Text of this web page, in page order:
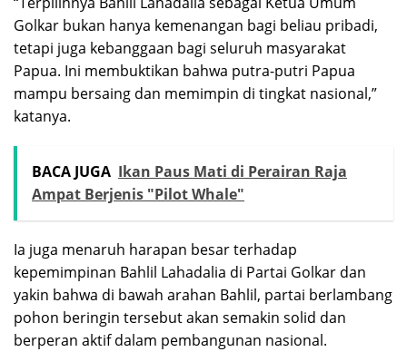
Golkar bukan hanya kemenangan bagi beliau pribadi,
tetapi juga kebanggaan bagi seluruh masyarakat
Papua. Ini membuktikan bahwa putra-putri Papua
mampu bersaing dan memimpin di tingkat nasional,”
katanya.
BACA JUGA Ikan Paus Mati di Perairan Raja
Ampat Berjenis "Pilot Whale"
Ia juga menaruh harapan besar terhadap
kepemimpinan Bahlil Lahadalia di Partai Golkar dan
yakin bahwa di bawah arahan Bahlil, partai berlambang
pohon beringin tersebut akan semakin solid dan
berperan aktif dalam pembangunan nasional.